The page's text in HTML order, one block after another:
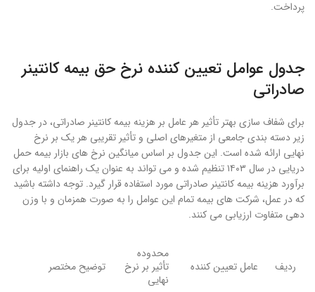
پرداخت.
جدول عوامل تعیین کننده نرخ حق بیمه کانتینر
صادراتی
برای شفاف سازی بهتر تأثیر هر عامل بر هزینه بیمه کانتینر صادراتی، در جدول
زیر دسته بندی جامعی از متغیرهای اصلی و تأثیر تقریبی هر یک بر نرخ
نهایی ارائه شده است. این جدول بر اساس میانگین نرخ های بازار بیمه حمل
دریایی در سال ۱۴۰۳ تنظیم شده و می تواند به عنوان یک راهنمای اولیه برای
برآورد هزینه بیمه کانتینر صادراتی مورد استفاده قرار گیرد. توجه داشته باشید
که در عمل، شرکت های بیمه تمام این عوامل را به صورت همزمان و با وزن
دهی متفاوت ارزیابی می کنند.
ردیف عامل تعیین کننده
محدوده
تأثیر بر نرخ
نهایی
توضیح مختصر